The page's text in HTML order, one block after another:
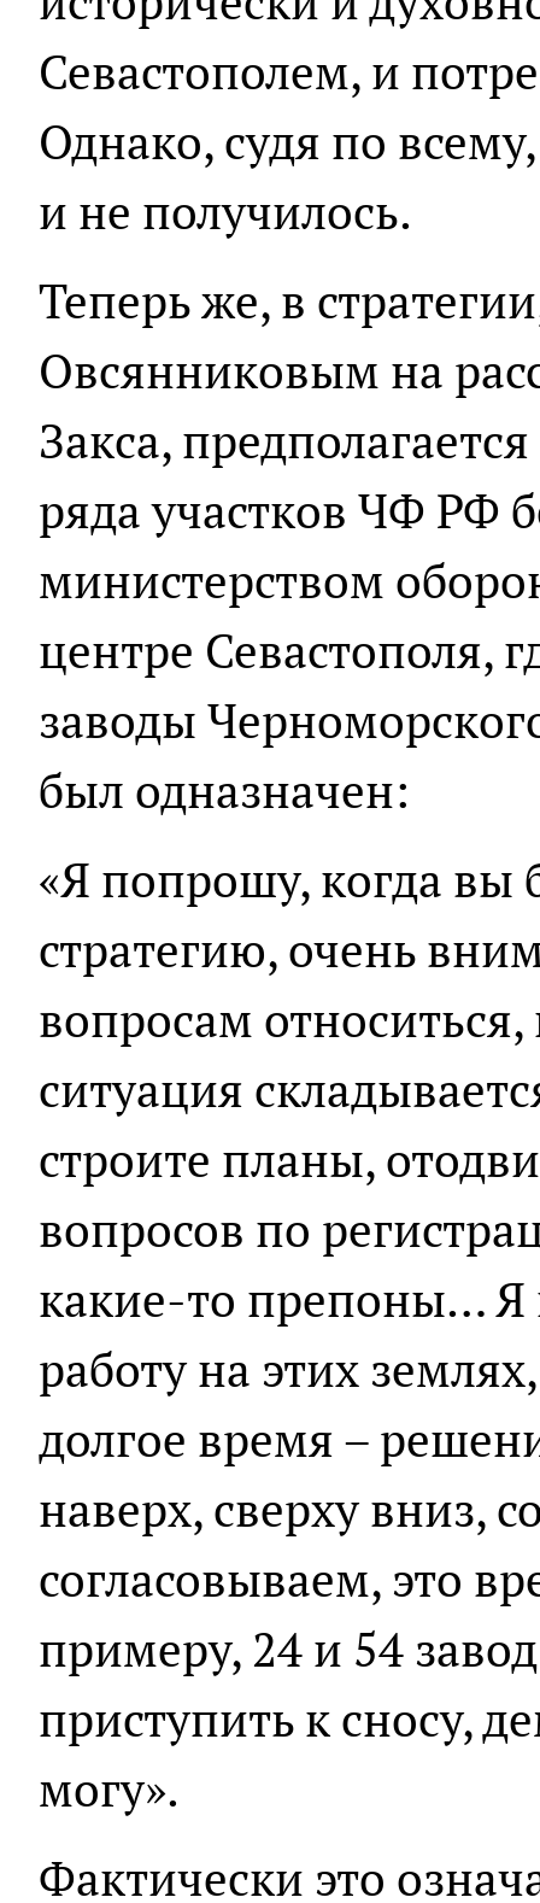
Севастополем, и
Однако, судя по
и не получилось.
Теперь же, в
Овсянниковым на
Закса,
ряда участков ЧФ РФ
министерством
центре Севастополя,
заводы
был одназначен:
«Я попрошу, когда вы
стратегию, очень
вопросам
ситуация
строите планы,
вопросов по
какие-то препоны… Я
работу на этих
долгое время –
наверх, сверху вниз,
согласовываем, это
примеру, 24 и 54
приступить к сносу,
могу».
Фактически это